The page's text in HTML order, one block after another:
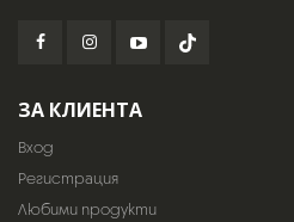
ЗА КЛИЕНТА
Вход
Регистрация
Любими продукти